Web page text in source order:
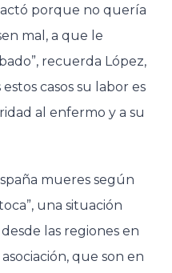
porque no quería
mal, a que le
recuerda López,
casos su labor es
al enfermo y a su
mueres según
una situación
las regiones en
que son en